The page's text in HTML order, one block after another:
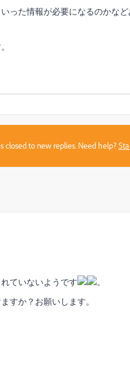
った情報が必要になるのかな
closed to new replies. Need help?
ていないようです
。
すか？お願いします。